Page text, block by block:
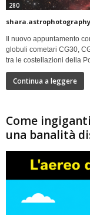
280
shara.astrophotography
Il nuovo appuntamento
globuli cometari CG30,
tra le costellazioni della
Continua a leggere
Come
una banalità